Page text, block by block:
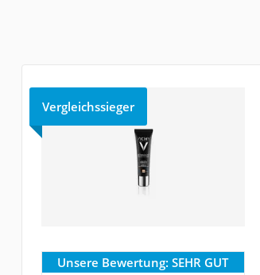
Vergleichssieger
Unsere Bewertung: SEHR GUT